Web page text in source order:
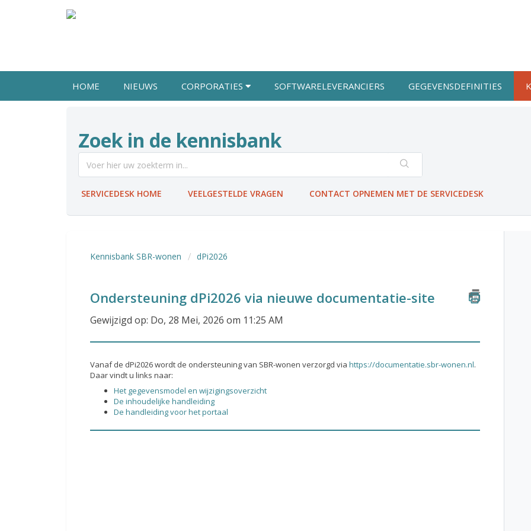
HOME NIEUWS CORPORATIES SOFTWARELEVERANCIERS GEGEVENSDEFINITIES
Zoek in de kennisbank
SERVICEDESK HOME VEELGESTELDE VRAGEN CONTACT OPNEMEN MET DE SERVICEDESK
Kennisbank SBR-wonen dPi2026
Ondersteuning dPi2026 via nieuwe documentatie-site
Gewijzigd op: Do, 28 Mei, 2026 om 11:25 AM
Vanaf de dPi2026 wordt de ondersteuning van SBR-wonen verzorgd via https://documentatie.sbr-wonen.nl.
Daar vindt u links naar:
Het gegevensmodel en wijzigingsoverzicht
De inhoudelijke handleiding
De handleiding voor het portaal